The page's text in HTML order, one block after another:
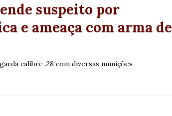
suspeito por
e ameaça com arma de
calibre .28 com diversas munições